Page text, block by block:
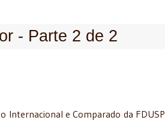
- Parte 2 de 2
e Comparado da FDUSP